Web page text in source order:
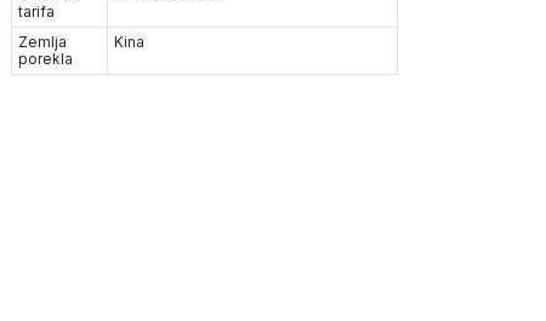
tarifa
Zemlja
porekla
Kina